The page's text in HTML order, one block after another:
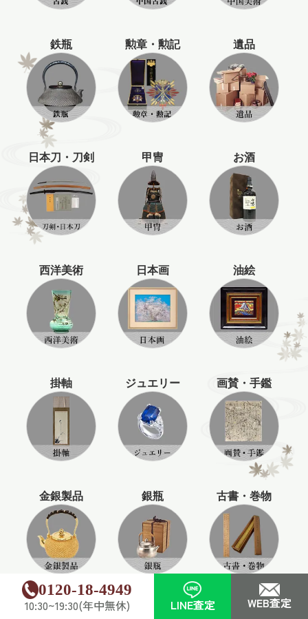
鉄瓶 勲章・勲記 遺品
日本刀・刀剣 甲冑 お酒
西洋美術 日本画 油絵
掛軸 ジュエリー 画賛・手鑑
金銀製品 銀瓶 古書・巻物
香道具 蒔絵・漆器 書道具
0120-18-4949
10:30~19:30(年中無休) LINE査定 WEB査定